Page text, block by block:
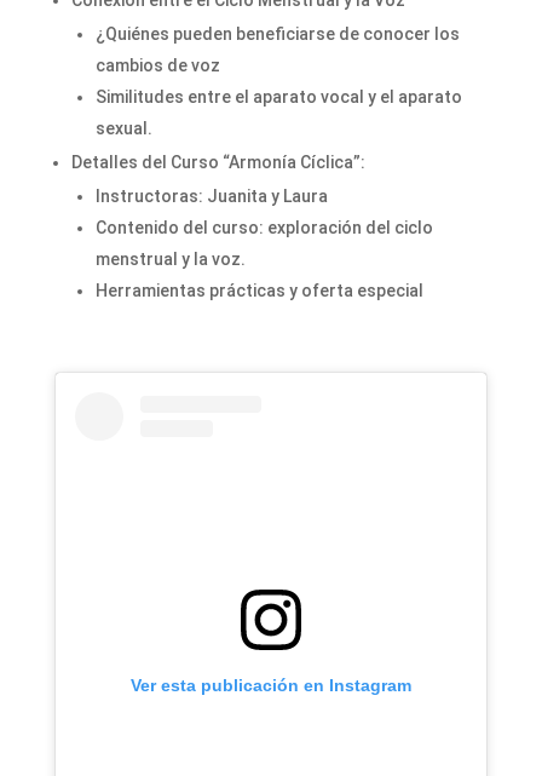
¿Quiénes pueden beneficiarse de conocer los
cambios de voz
Similitudes entre el aparato vocal y el aparato
sexual.
Detalles del Curso “Armonía Cíclica”:
Instructoras: Juanita y Laura
Contenido del curso: exploración del ciclo
menstrual y la voz.
Herramientas prácticas y oferta especial
Ver esta publicación en Instagram